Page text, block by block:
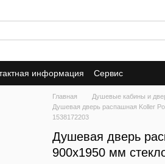
информация Сервис
Главная Душевые кабины и
Душевая дверь распашная Koller
1538172203
Душевая дверь
900x1950 мм